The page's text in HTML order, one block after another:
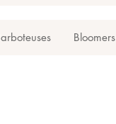
Bloomers